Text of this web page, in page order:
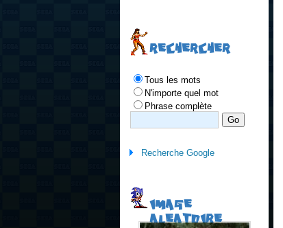
RECHERCHER
Tous les mots
N'importe quel mot
Phrase complète
Recherche Google
IMAGE
ALEATOIRE